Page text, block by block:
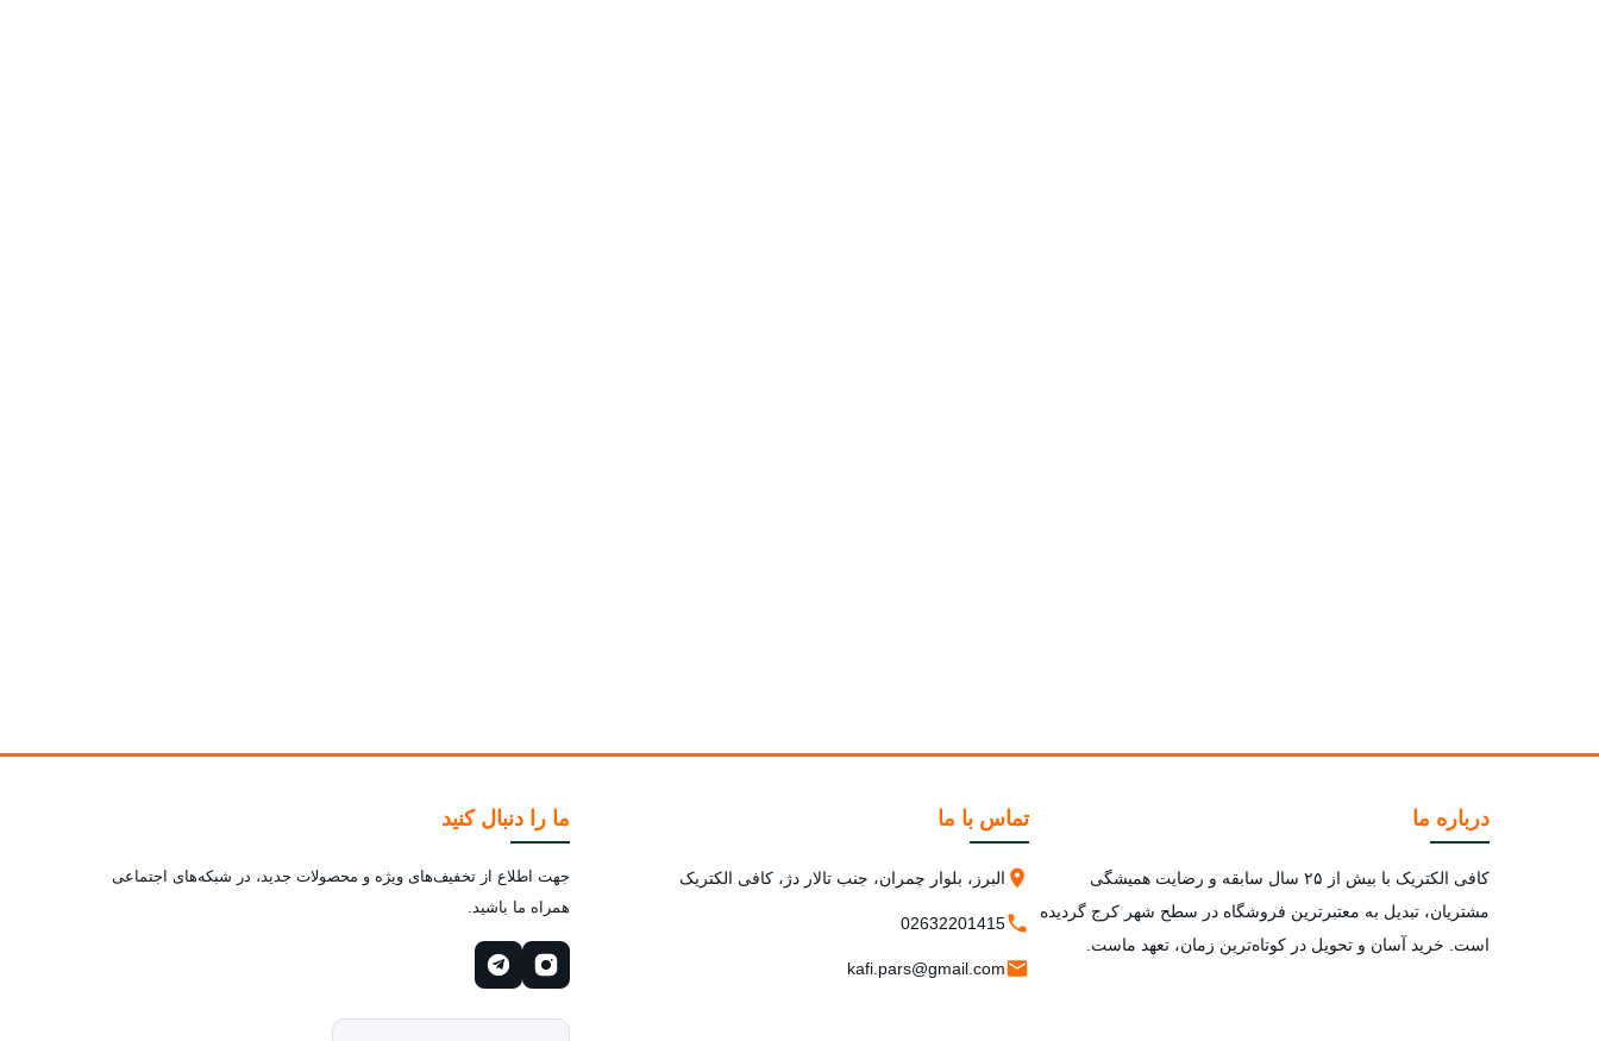
درباره ما
کافی الکتریک با بیش از ۲۵ سال سابقه و رضایت همیشگی
مشتریان، تبدیل به معتبرترین فروشگاه در سطح شهر کرج گردیده
است. خرید آسان و تحویل در کوتاه‌ترین زمان، تعهد ماست.
تماس با ما
البرز، بلوار چمران، جنب تالار دژ، کافی الکتریک
02632201415
kafi.pars@gmail.com
ما را دنبال کنید
جهت اطلاع از تخفیف‌های ویژه و محصولات جدید، در شبکه‌های اجتماعی
همراه ما باشید.